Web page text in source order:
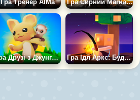
Гра Тренер АІМа Гра Сирний Магнат Роббі
Гра Друзі з Джунглів Гра Ідл Аркс: Будувати в Морі